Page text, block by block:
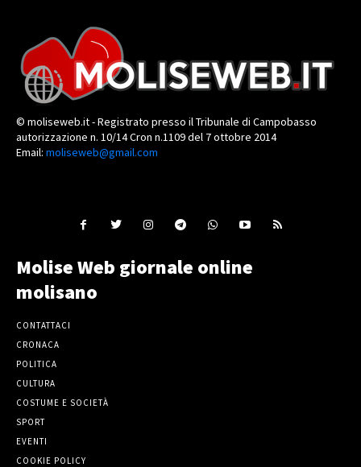
© moliseweb.it - Registrato presso il Tribunale di Campobasso
autorizzazione n. 10/14 Cron n.1109 del 7 ottobre 2014
Email: moliseweb@gmail.com
Molise Web giornale online
molisano
CONTATTACI
CRONACA
POLITICA
CULTURA
COSTUME E SOCIETÀ
SPORT
EVENTI
COOKIE POLICY